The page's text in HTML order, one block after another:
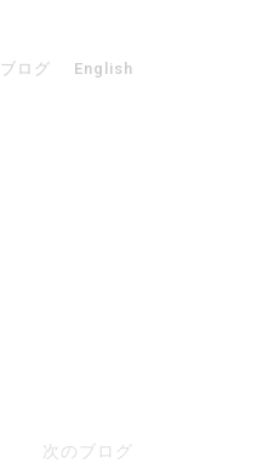
ブログ English
次のブログ